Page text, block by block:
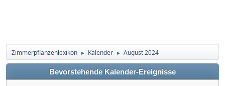
Zimmerpflanzenlexikon ► Kalender ► August 2024
Bevorstehende Kalender-Ereignisse